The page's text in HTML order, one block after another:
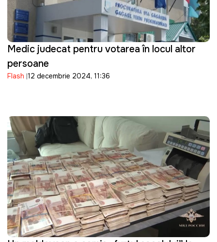
Medic judecat pentru votarea în locul altor
persoane
Flash 12 decembrie 2024, 11:36